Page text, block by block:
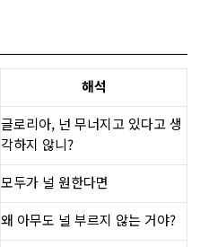
해석
글로리아, 넌 무너지고 있다고 생
각하지 않니?
모두가 널 원한다면
왜 아무도 널 부르지 않는 거야?